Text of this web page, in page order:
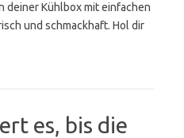
deiner Kühlbox mit einfachen
und schmackhaft. Hol dir
es, bis die